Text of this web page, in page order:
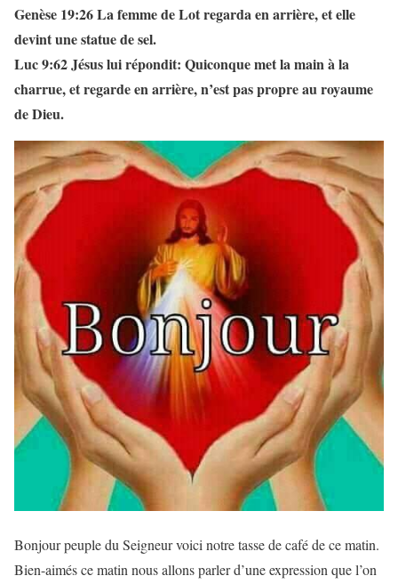
Genèse 19:26 La femme de Lot regarda en arrière, et elle
devint une statue de sel.
Luc 9:62 Jésus lui répondit: Quiconque met la main à la
charrue, et regarde en arrière, n’est pas propre au royaume
de Dieu.
Bonjour peuple du Seigneur voici notre tasse de café de ce matin.
Bien-aimés ce matin nous allons parler d’une expression que l’on